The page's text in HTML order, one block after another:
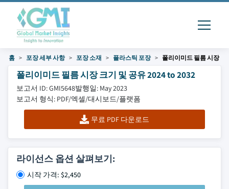
홈 포장 세부 사항 포장 소재 플라스틱 포장 폴리이미드 필름 시장
폴리이미드 필름 시장 크기 및 공유 2024 to 2032
보고서 ID: GMI5648발행일: May 2023
보고서 형식: PDF/엑셀/대시보드/플랫폼
무료 PDF 다운로드
라이선스 옵션 살펴보기:
시작 가격: $2,450